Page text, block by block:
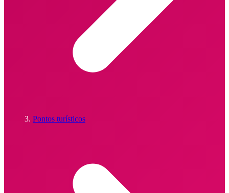
Pontos turísticos